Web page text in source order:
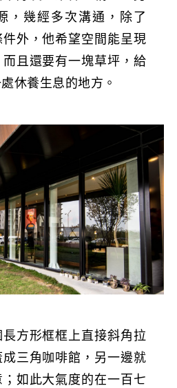
，幾經多次溝通，除了
件外，他希望空間能呈現
且還要有一塊草坪，給
休養生息的地方。
方形框框上直接斜角拉
三角咖啡館，另一邊就
如此大氣度的在一百七